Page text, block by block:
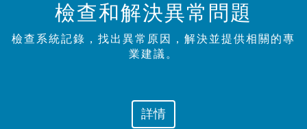
檢查和解決異常 問題
檢查系統記錄，找出異常原因，解決並提供相關的專
業建議。
詳情